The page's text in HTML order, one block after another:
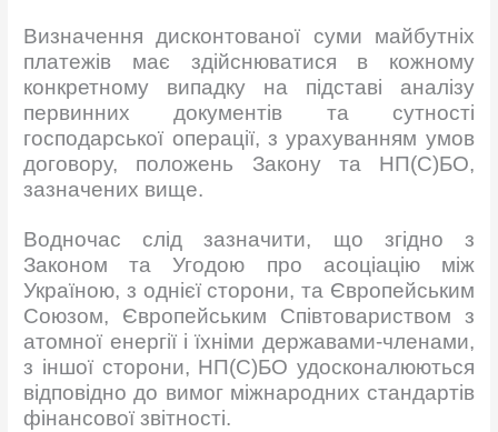
Визначення дисконтованої суми майбутніх
платежів має здійснюватися в кожному
конкретному випадку на підставі аналізу
первинних документів та сутності
господарської операції, з урахуванням умов
договору, положень Закону та НП(С)БО,
зазначених вище.
Водночас слід зазначити, що згідно з
Законом та Угодою про асоціацію між
Україною, з однієї сторони, та Європейським
Союзом, Європейським Співтовариством з
атомної енергії і їхніми державами-членами,
з іншої сторони, НП(С)БО удосконалюються
відповідно до вимог міжнародних стандартів
фінансової звітності.